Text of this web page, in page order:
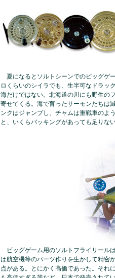
夏になるとソルトシーンでのビッグゲ
ロくらいのシイラでも、生半可なドラッ
海だけではない。北海道の川にも野生の
寄せてくる。海で育ったサーモンたちは
ンクはジャンプし、チャムは重戦車のよ
と、いくらバッキングがあっても足りな
ビッグゲーム用のソルトフライリール
は航空機等のパーツ作りを生かして精密
点がある。とにかく高価であった。それ